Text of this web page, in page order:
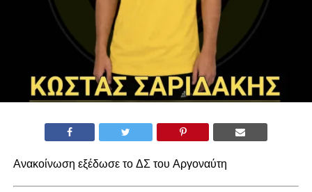
Ανακοίνωση εξέδωσε το ΔΣ του Αργοναύτη